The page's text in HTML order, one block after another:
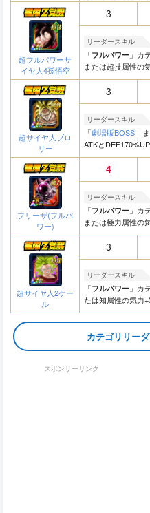
超フルパワーサ
イヤ人4孫悟空
3
リーダースキル
「フルパワー 」カ
または超技属性の
超サイヤ人ブロ
リー
3
リーダースキル
「劇場版BOSS 」
ATKとDEF170%UP
フリーザ(フルパ
ワー)
4
リーダースキル
「フルパワー 」カ
または極力属性の
超サイヤ人2ケー
ル
3
リーダースキル
「フルパワー 」カ
たは知属性の気力
カテゴリリー
スポンサーリンク